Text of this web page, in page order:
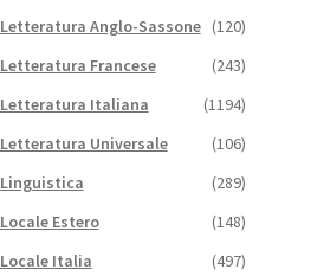
Letteratura Anglo-Sassone (120)
Letteratura Francese
(243)
Letteratura Italiana
(1194)
Letteratura Universale
(106)
Linguistica
(289)
Locale Estero
(148)
Locale Italia
(497)